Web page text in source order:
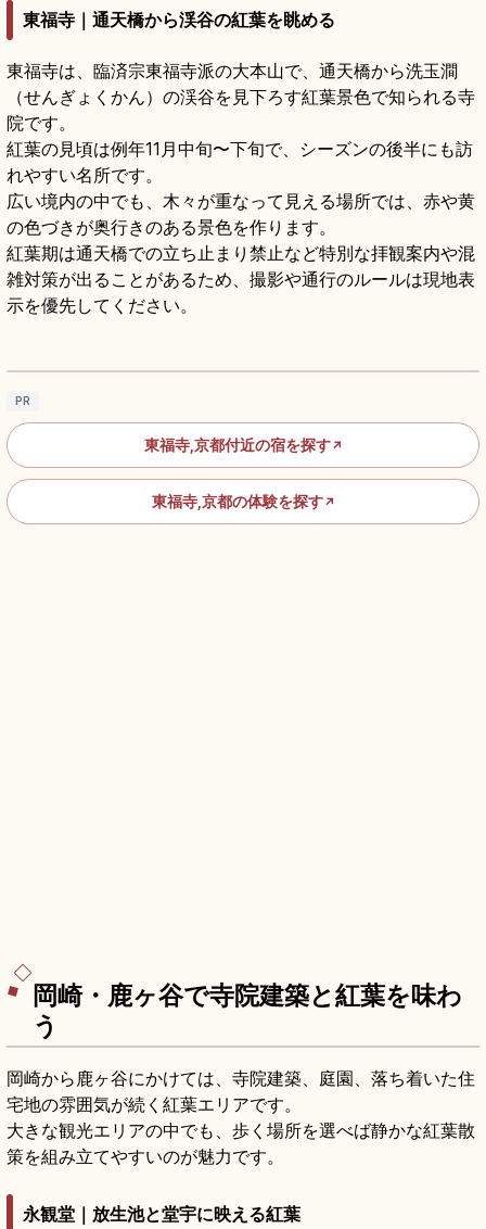
東福寺｜通天橋から渓谷の紅葉を眺める
東福寺は、臨済宗東福寺派の大本山で、通天橋から洗玉澗
（せんぎょくかん）の渓谷を見下ろす紅葉景色で知られる寺
院です。
紅葉の見頃は例年11月中旬〜下旬で、シーズンの後半にも訪
れやすい名所です。
広い境内の中でも、木々が重なって見える場所では、赤や黄
の色づきが奥行きのある景色を作ります。
紅葉期は通天橋での立ち止まり禁止など特別な拝観案内や混
雑対策が出ることがあるため、撮影や通行のルールは現地表
示を優先してください。
東福寺の見どころ｜通天橋の紅葉・方丈庭
PR
東福寺,京都付近の宿を探す↗
東福寺,京都の体験を探す↗
岡崎・鹿ヶ谷で寺院建築と紅葉を味わ
う
岡崎から鹿ヶ谷にかけては、寺院建築、庭園、落ち着いた住
宅地の雰囲気が続く紅葉エリアです。
大きな観光エリアの中でも、歩く場所を選べば静かな紅葉散
策を組み立てやすいのが魅力です。
永観堂｜放生池と堂宇に映える紅葉